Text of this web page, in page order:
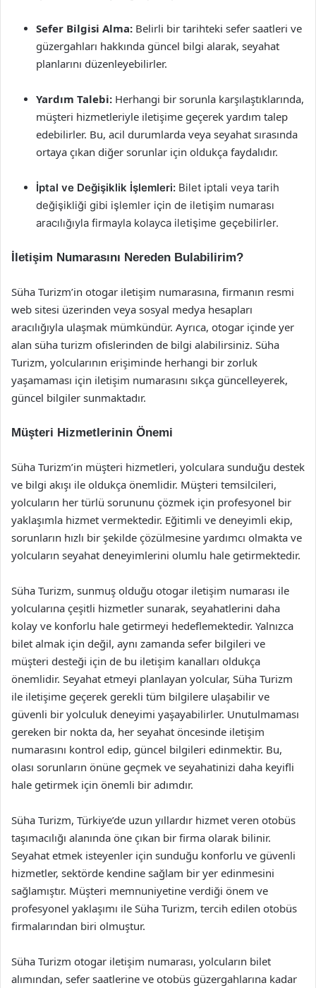
Sefer Bilgisi Alma: Belirli bir tarihteki sefer saatleri ve
güzergahları hakkında güncel bilgi alarak, seyahat
planlarını düzenleyebilirler.
Yardım Talebi: Herhangi bir sorunla karşılaştıklarında,
müşteri hizmetleriyle iletişime geçerek yardım talep
edebilirler. Bu, acil durumlarda veya seyahat sırasında
ortaya çıkan diğer sorunlar için oldukça faydalıdır.
İptal ve Değişiklik İşlemleri: Bilet iptali veya tarih
değişikliği gibi işlemler için de iletişim numarası
aracılığıyla firmayla kolayca iletişime geçebilirler.
İletişim Numarasını Nereden Bulabilirim?
Süha Turizm’in otogar iletişim numarasına, firmanın resmi
web sitesi üzerinden veya sosyal medya hesapları
aracılığıyla ulaşmak mümkündür. Ayrıca, otogar içinde yer
alan süha turizm ofislerinden de bilgi alabilirsiniz. Süha
Turizm, yolcularının erişiminde herhangi bir zorluk
yaşamaması için iletişim numarasını sıkça güncelleyerek,
güncel bilgiler sunmaktadır.
Müşteri Hizmetlerinin Önemi
Süha Turizm’in müşteri hizmetleri, yolculara sunduğu destek
ve bilgi akışı ile oldukça önemlidir. Müşteri temsilcileri,
yolcuların her türlü sorununu çözmek için profesyonel bir
yaklaşımla hizmet vermektedir. Eğitimli ve deneyimli ekip,
sorunların hızlı bir şekilde çözülmesine yardımcı olmakta ve
yolcuların seyahat deneyimlerini olumlu hale getirmektedir.
Süha Turizm, sunmuş olduğu otogar iletişim numarası ile
yolcularına çeşitli hizmetler sunarak, seyahatlerini daha
kolay ve konforlu hale getirmeyi hedeflemektedir. Yalnızca
bilet almak için değil, aynı zamanda sefer bilgileri ve
müşteri desteği için de bu iletişim kanalları oldukça
önemlidir. Seyahat etmeyi planlayan yolcular, Süha Turizm
ile iletişime geçerek gerekli tüm bilgilere ulaşabilir ve
güvenli bir yolculuk deneyimi yaşayabilirler. Unutulmaması
gereken bir nokta da, her seyahat öncesinde iletişim
numarasını kontrol edip, güncel bilgileri edinmektir. Bu,
olası sorunların önüne geçmek ve seyahatinizi daha keyifli
hale getirmek için önemli bir adımdır.
Süha Turizm, Türkiye’de uzun yıllardır hizmet veren otobüs
taşımacılığı alanında öne çıkan bir firma olarak bilinir.
Seyahat etmek isteyenler için sunduğu konforlu ve güvenli
hizmetler, sektörde kendine sağlam bir yer edinmesini
sağlamıştır. Müşteri memnuniyetine verdiği önem ve
profesyonel yaklaşımı ile Süha Turizm, tercih edilen otobüs
firmalarından biri olmuştur.
Süha Turizm otogar iletişim numarası, yolcuların bilet
alımından, sefer saatlerine ve otobüs güzergahlarına kadar